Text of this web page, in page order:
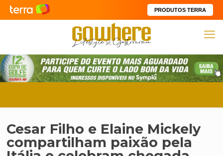
PRODUTOS TERRA
Cesar Filho e Elaine Mickely
compartilham paixão pela